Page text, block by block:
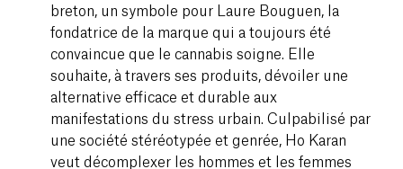
breton, un symbole pour Laure Bouguen, la
fondatrice de la marque qui a toujours été
convaincue que le cannabis soigne. Elle
souhaite, à travers ses produits, dévoiler une
alternative efficace et durable aux
manifestations du stress urbain. Culpabilisé par
une société stéréotypée et genrée, Ho Karan
veut décomplexer les hommes et les femmes